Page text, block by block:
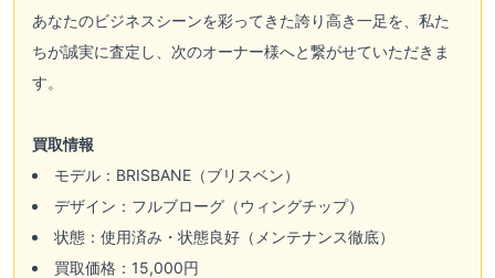
あなたのビジネスシーンを彩ってきた誇り高き一足を、私た
ちが誠実に査定し、次のオーナー様へと繋がせていただきま
す。
買取情報
モデル：BRISBANE（ブリスベン）
デザイン：フルブローグ（ウィングチップ）
状態：使用済み・状態良好（メンテナンス徹底）
買取価格：15,000円